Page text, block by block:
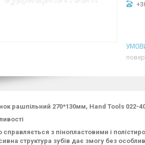
рашпільний 270*130мм, Hand Tools 022-
справляється з пінопластовими і
структура зубів дає змогу без